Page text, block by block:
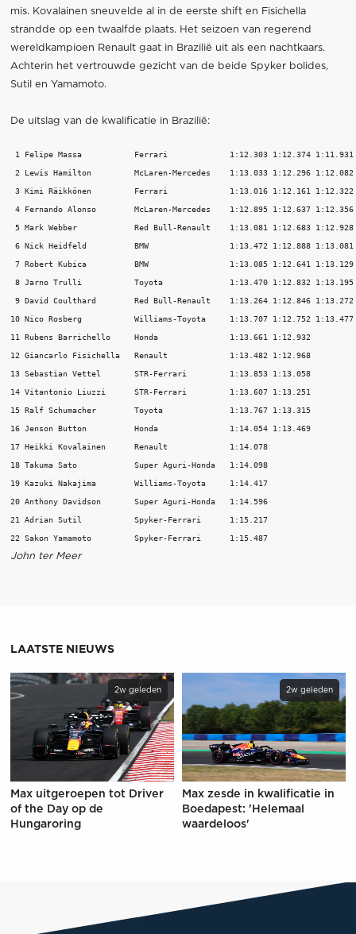
mis. Kovalainen sneuvelde al in de eerste shift en Fisichella
strandde op een twaalfde plaats. Het seizoen van regerend
wereldkampioen Renault gaat in Brazilië uit als een nachtkaars.
Achterin het vertrouwde gezicht van de beide Spyker bolides,
Sutil en Yamamoto.
De uitslag van de kwalificatie in Brazilië:
1 Felipe Massa           Ferrari             1:12.303 1:12.374
2 Lewis Hamilton         McLaren-Mercedes    1:13.033 1:12.296
3 Kimi Räikkönen         Ferrari             1:13.016 1:12.161
4 Fernando Alonso        McLaren-Mercedes    1:12.895 1:12.637
5 Mark Webber            Red Bull-Renault    1:13.081 1:12.683
6 Nick Heidfeld          BMW                 1:13.472 1:12.888
7 Robert Kubica          BMW                 1:13.085 1:12.641
8 Jarno Trulli           Toyota              1:13.470 1:12.832
9 David Coulthard        Red Bull-Renault    1:13.264 1:12.846
10 Nico Rosberg           Williams-Toyota     1:13.707 1:12.752
11 Rubens Barrichello     Honda               1:13.661 1:12.932
12 Giancarlo Fisichella   Renault             1:13.482 1:12.968
13 Sebastian Vettel       STR-Ferrari         1:13.853 1:13.058
14 Vitantonio Liuzzi      STR-Ferrari         1:13.607 1:13.251
15 Ralf Schumacher        Toyota              1:13.767 1:13.315
16 Jenson Button          Honda               1:14.054 1:13.469
17 Heikki Kovalainen      Renault             1:14.078
18 Takuma Sato            Super Aguri-Honda   1:14.098
19 Kazuki Nakajima        Williams-Toyota     1:14.417
20 Anthony Davidson       Super Aguri-Honda   1:14.596
21 Adrian Sutil           Spyker-Ferrari      1:15.217
John ter Meer
LAATSTE NIEUWS
2w geleden
Max uitgeroepen tot Driver
of the Day op de
Hungaroring
2w geleden
Max zesde in kwalificatie in
Boedapest: 'Helemaal
waardeloos'